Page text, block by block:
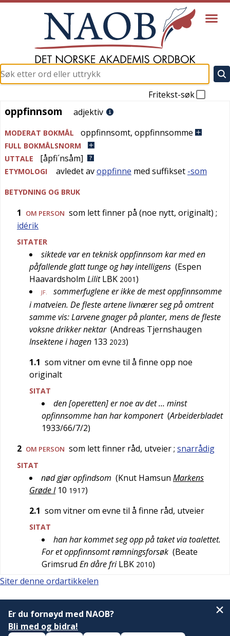
Fritekst-søk
oppfinnsom
oppfinnsom adjektiv
MODERAT BOKMÅL oppfinnsomt, oppfinnsomme
FULL BOKMÅLSNORM
UTTALE
[åpfi´nsåm]
ETYMOLOGI avledet avoppfinne med suffikset -som
BETYDNING OG BRUK
1 OM PERSON som lett finner på (noe nytt, originalt) ;
idérik
SITATER
siktede var en teknisk oppfinnsom kar med en
påfallende glatt tunge og høy intelligens (Espen
Haavardsholm Lilit LBK 2001)
JF.
sommerfuglene er ikke de mest oppfinnsomme
i matveien. De fleste artene livnærer seg på omtrent
samme vis: Larvene gnager på planter, mens de fleste
voksne drikker nektar (Andreas Tjernshaugen
Insektene i hagen 133 2023)
1.1 som vitner om evne til å finne opp noe
originalt
SITAT
den [operetten] er noe av det … minst
opfinnsomme han har komponert (Arbeiderbladet
1933/66/7/2)
2 OM PERSON som lett finner råd, utveier; snarrådig
SITAT
nød gjør opfindsom (Knut Hamsun Markens
Grøde I 10 1917)
2.1 som vitner om evne til å finne råd, utveier
SITAT
han har kommet seg opp på taket via toalettet.
For et oppfinnsomt rømningsforsøk (Beate
Grimsrud En dåre fri LBK 2010)
Siter denne ordartikkelen
Er du fornøyd med NAOB?
Bli med og bidra!